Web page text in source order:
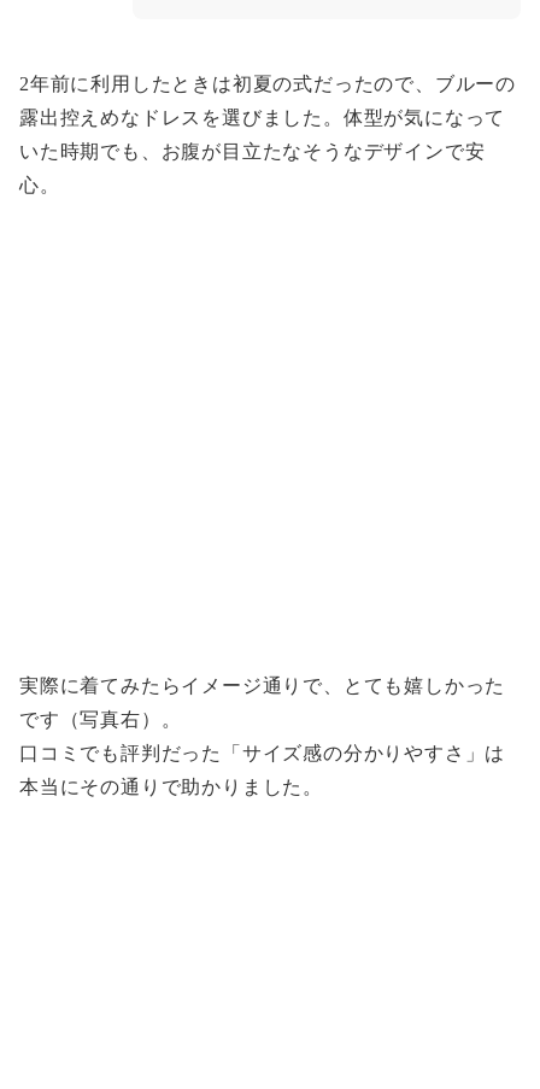
2年前に利用したときは初夏の式だったので、ブルーの
露出控えめなドレスを選びました。体型が気になって
いた時期でも、お腹が目立たなそうなデザインで安
心。
実際に着てみたらイメージ通りで、とても嬉しかった
です（写真右）。
口コミでも評判だった「サイズ感の分かりやすさ」は
本当にその通りで助かりました。